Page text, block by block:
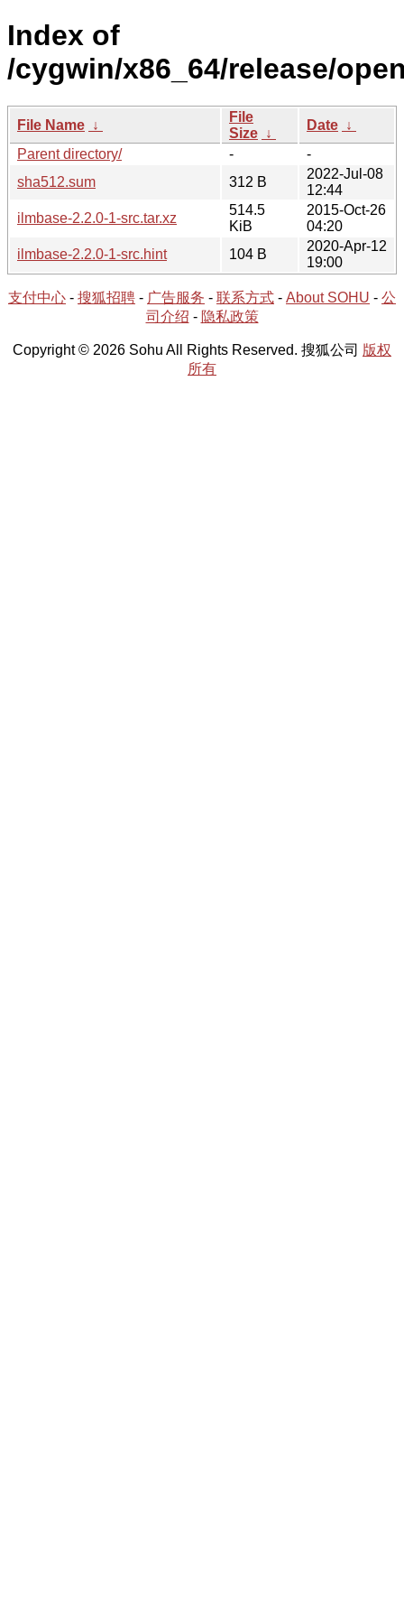
Index of
/cygwin/x86_64/release/
File Name ↓
File
Size ↓
Date ↓
Parent directory/
-
-
sha512.sum
312 B
2022-Jul-08
12:44
ilmbase-2.2.0-1-src.tar.xz
514.5
KiB
2015-Oct-26
04:20
ilmbase-2.2.0-1-src.hint
104 B
2020-Apr-12
19:00
支付中心 - 搜狐招聘 - 广告服务 - 联系方式 - About SOHU - 公
司介绍 - 隐私政策
Copyright © 2026 Sohu All Rights Reserved. 搜狐公司 版权
所有